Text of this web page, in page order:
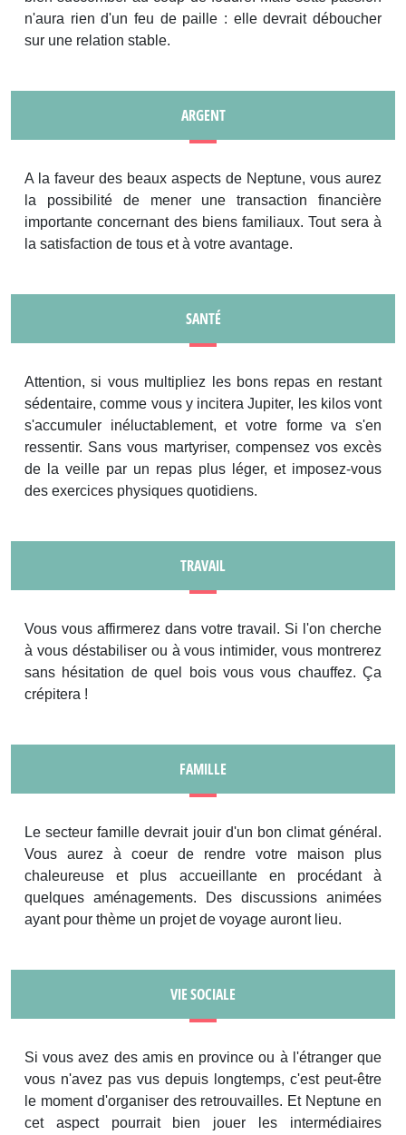
n'aura rien d'un feu de paille : elle devrait déboucher
sur une relation stable.
ARGENT
A la faveur des beaux aspects de Neptune, vous aurez
la possibilité de mener une transaction financière
importante concernant des biens familiaux. Tout sera à
la satisfaction de tous et à votre avantage.
SANTÉ
Attention, si vous multipliez les bons repas en restant
sédentaire, comme vous y incitera Jupiter, les kilos vont
s'accumuler inéluctablement, et votre forme va s'en
ressentir. Sans vous martyriser, compensez vos excès
de la veille par un repas plus léger, et imposez-vous
des exercices physiques quotidiens.
TRAVAIL
Vous vous affirmerez dans votre travail. Si l'on cherche
à vous déstabiliser ou à vous intimider, vous montrerez
sans hésitation de quel bois vous vous chauffez. Ça
crépitera !
FAMILLE
Le secteur famille devrait jouir d'un bon climat général.
Vous aurez à coeur de rendre votre maison plus
chaleureuse et plus accueillante en procédant à
quelques aménagements. Des discussions animées
ayant pour thème un projet de voyage auront lieu.
VIE SOCIALE
Si vous avez des amis en province ou à l'étranger que
vous n'avez pas vus depuis longtemps, c'est peut-être
le moment d'organiser des retrouvailles. Et Neptune en
cet aspect pourrait bien jouer les intermédiaires